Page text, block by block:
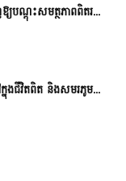
បណ្តុះសមត្ថភាពពិតរ...
ងជីវិតពិត និងសមរភូម...